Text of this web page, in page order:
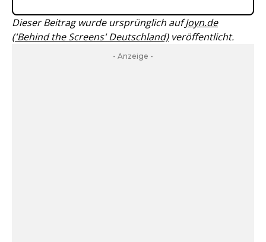
Dieser Beitrag wurde ursprünglich aufJoyn.de
('Behind the Screens' Deutschland)veröffentlicht.
- Anzeige -